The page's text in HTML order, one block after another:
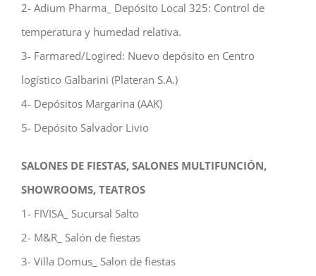
2- Adium Pharma_ Depósito Local 325: Control de
temperatura y humedad relativa.
3- Farmared/Logired: Nuevo depósito en Centro
logístico Galbarini (Plateran S.A.)
4- Depósitos Margarina (AAK)
5- Depósito Salvador Livio
SALONES DE FIESTAS, SALONES MULTIFUNCIÓN,
SHOWROOMS, TEATROS
1- FIVISA_ Sucursal Salto
2- M&R_ Salón de fiestas
3- Villa Domus_ Salon de fiestas